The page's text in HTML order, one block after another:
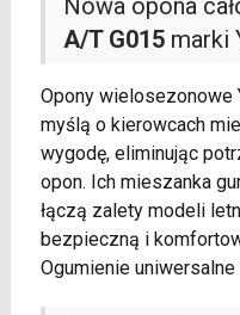
Nowa opona
A/T G015marki
Opony wielosezonowe
myślą o kierowcach
wygodę, eliminując
opon. Ich mieszanka
łączą zalety modeli
bezpieczną i
Ogumienie uniwersalne